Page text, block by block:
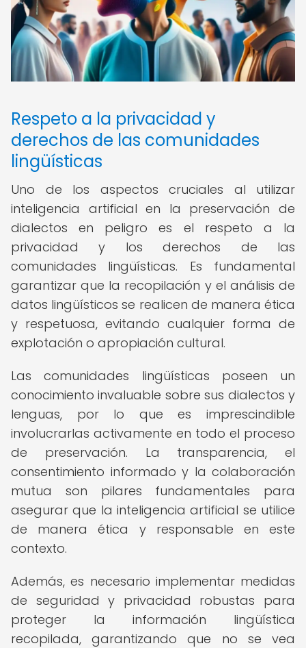
Respeto a la privacidad y
derechos de las comunidades
lingüísticas
Uno de los aspectos cruciales al utilizar
inteligencia artificial en la preservación de
dialectos en peligro es el respeto a la
privacidad y los derechos de las
comunidades lingüísticas. Es fundamental
garantizar que la recopilación y el análisis de
datos lingüísticos se realicen de manera ética
y respetuosa, evitando cualquier forma de
explotación o apropiación cultural.
Las comunidades lingüísticas poseen un
conocimiento invaluable sobre sus dialectos y
lenguas, por lo que es imprescindible
involucrarlas activamente en todo el proceso
de preservación. La transparencia, el
consentimiento informado y la colaboración
mutua son pilares fundamentales para
asegurar que la inteligencia artificial se utilice
de manera ética y responsable en este
contexto.
Además, es necesario implementar medidas
de seguridad y privacidad robustas para
proteger la información lingüística
recopilada, garantizando que no se vea